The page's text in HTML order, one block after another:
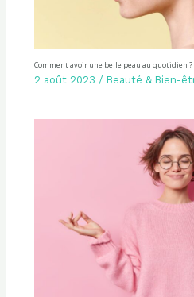
Comment avoir une belle peau au quotidien ?
2 août 2023 / Beauté & Bien-